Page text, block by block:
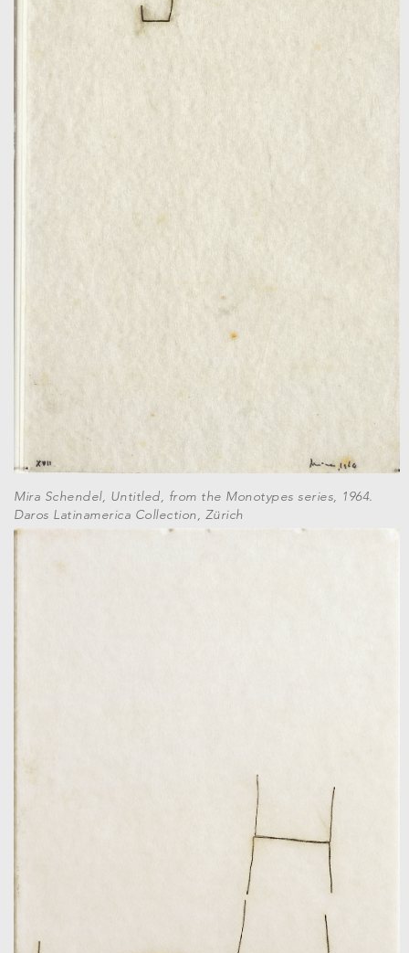
Mira Schendel, Untitled, from the Monotypes series, 1964.
Daros Latinamerica Collection, Zürich